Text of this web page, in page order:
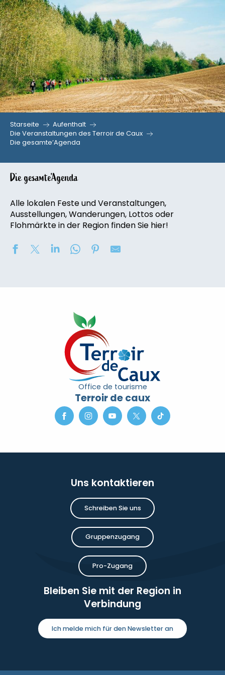
Aller
au
contenu
principal
Starseite
Aufenthalt
Die Veranstaltungen des Terroir de Caux
Die gesamte’Agenda
Die gesamte’Agenda
Alle lokalen Feste und Veranstaltungen,
Ausstellungen, Wanderungen, Lottos oder
Flohmärkte in der Region finden Sie hier!
Concours de châteaux de sable
Marché nocturne
Exposition de peinture : Elisabeth Haloo Joye et
Exposition de peinture - Karine Duriez
Exposition : Bénédicte, Cédric & René Vardon
[Exposition] Peinture comme photo, photo comme
Stage de natation 2026
Exposition : au jardin potager
Marche douce et botanique
Concerts à l'Envers du Croco
Office de tourisme
Terroir de caux
Uns kontaktieren
Schreiben Sie uns
Gruppenzugang
Pro-Zugang
Bleiben Sie mit der Region in
Verbindung
Ich melde mich für den Newsletter an